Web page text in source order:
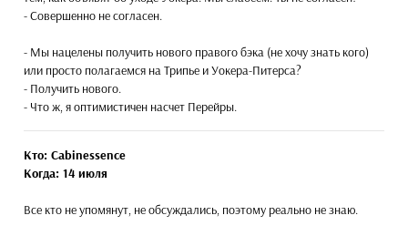
- Совершенно не согласен.
- Мы нацелены получить нового правого бэка (не хочу знать кого)
или просто полагаемся на Трипье и Уокера-Питерса?
- Получить нового.
- Что ж, я оптимистичен насчет Перейры.
Кто: Cabinessence
Когда: 14 июля
Все кто не упомянут, не обсуждались, поэтому реально не знаю.